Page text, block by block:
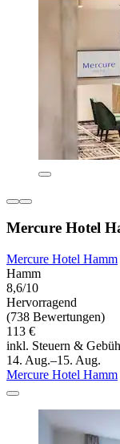
Mercure Hotel
Mercure Hotel Hamm
Hamm
8,6/10
Hervorragend
(738 Bewertungen)
113 €
inkl. Steuern &
14. Aug.–15. Aug.
Mercure Hotel Hamm